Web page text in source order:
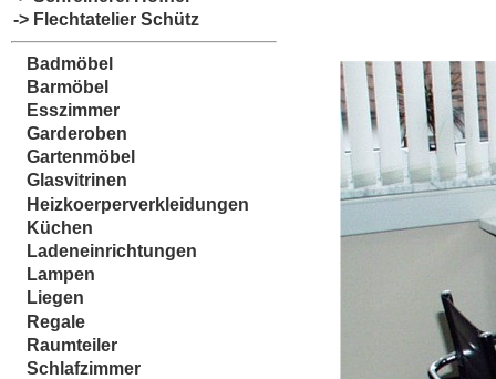
-> Flechtatelier Schütz
Badmöbel
Barmöbel
Esszimmer
Garderoben
Gartenmöbel
Glasvitrinen
Heizkoerperverkleidungen
Küchen
Ladeneinrichtungen
Lampen
Liegen
Regale
Raumteiler
Schlafzimmer